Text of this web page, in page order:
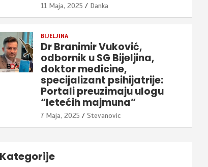
11 Maja, 2025 Danka
BIJELJINA
Dr Branimir Vuković,
odbornik u SG Bijeljina,
doktor medicine,
specijalizant psihijatrije:
Portali preuzimaju ulogu
“letećih majmuna”
7 Maja, 2025 Stevanovic
Kategorije